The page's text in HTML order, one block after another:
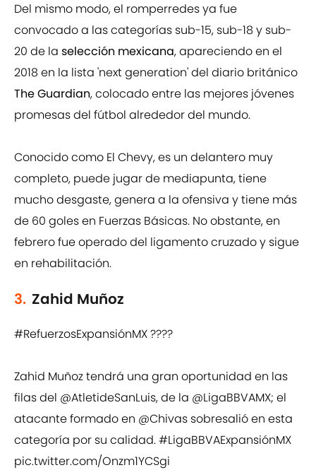
Del mismo modo, el romperredes ya fue
convocado a las categorías sub-15, sub-18 y sub-
20 de la selección mexicana, apareciendo en el
2018 en la lista 'next generation' del diario británico
The Guardian, colocado entre las mejores jóvenes
promesas del fútbol alrededor del mundo.
Conocido como El Chevy, es un delantero muy
completo, puede jugar de mediapunta, tiene
mucho desgaste, genera a la ofensiva y tiene más
de 60 goles en Fuerzas Básicas. No obstante, en
febrero fue operado del ligamento cruzado y sigue
en rehabilitación.
3. Zahid Muñoz
#RefuerzosExpansiónMX????
Zahid Muñoz tendrá una gran oportunidad en las
filas del @AtletideSanLuis, de la @LigaBBVAMX; el
atacante formado en @Chivas sobresalió en esta
categoría por su calidad.#LigaBBVAExpansiónMX
pic.twitter.com/Onzm1YCSgi